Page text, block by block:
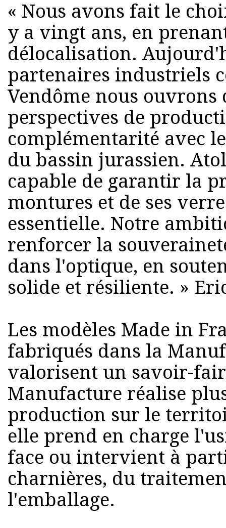
« Nous avons fait le
y a vingt ans, en
délocalisation.
partenaires industriels
Vendôme nous ouvrons
perspectives de
complémentarité avec
du bassin jurassien.
capable de garantir la
montures et de ses
essentielle. Notre
renforcer la
dans l'optique, en
solide et résiliente. »
Les modèles Made in
fabriqués dans la
valorisent un savoir-
Manufacture réalise
production sur le
elle prend en charge
face ou intervient à
charnières, du
l'emballage.